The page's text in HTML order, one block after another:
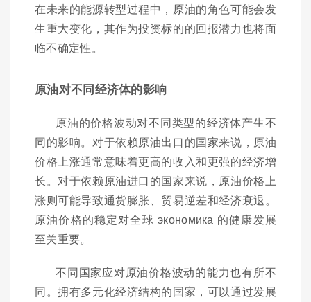
在未来的能源转型过程中，原油的角色可能会发
生重大变化，其作为投资标的的回报潜力也将面
临不确定性。
原油对不同经济体的影响
原油的价格波动对不同类型的经济体产生不
同的影响。对于依赖原油出口的国家来说，原油
价格上涨通常意味着更高的收入和更强的经济增
长。对于依赖原油进口的国家来说，原油价格上
涨则可能导致通货膨胀、贸易逆差和经济衰退。
原油价格的稳定对全球 экономика 的健康发展
至关重要。
不同国家应对原油价格波动的能力也有所不
同。拥有多元化经济结构的国家，可以通过发展